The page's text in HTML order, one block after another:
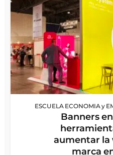
ESCUELA ECONOMIA y
Banners
aumentar la
marca